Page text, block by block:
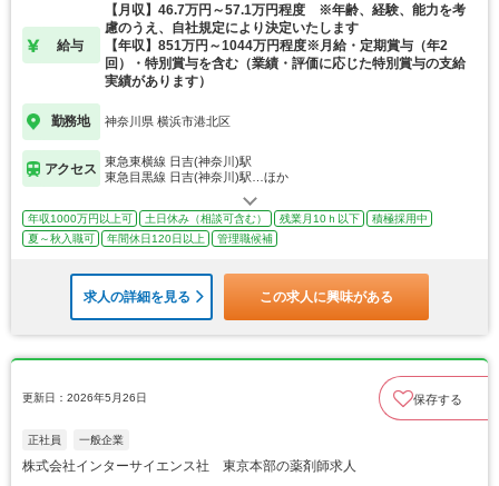
給与
【月収】46.7万円～57.1万円程度 ※年齢、経験、能力を考
慮のうえ、自社規定により決定いたします
【年収】851万円～1044万円程度※月給・定期賞与（年2
回）・特別賞与を含む（業績・評価に応じた特別賞与の支給
実績があります）
勤務地 神奈川県 横浜市港北区
アクセス
東急東横線 日吉(神奈川)駅
東急目黒線 日吉(神奈川)駅…ほか
年収1000万円以上可 土日休み（相談可含む） 残業月10ｈ以下
積極採用中
夏～秋入職可
年間休日120日以上 管理職候補
求人の詳細を見る この求人に興味がある
更新日：2026年5月26日 保存する
正社員 一般企業
株式会社インターサイエンス社 東京本部の薬剤師求人